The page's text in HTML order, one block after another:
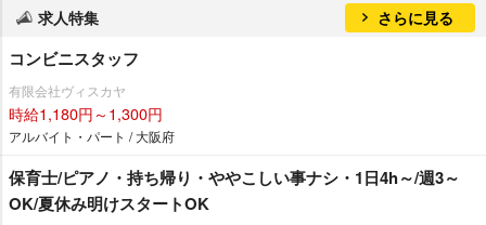
求人特集 さらに見る
コンビニスタッフ
有限会社ヴィスカヤ
時給1,180円～1,300円
アルバイト・パート / 大阪府
保育士/ピアノ・持ち帰り・ややこしい事ナシ・1日4h～/週3～
OK/夏休み明けスタートOK